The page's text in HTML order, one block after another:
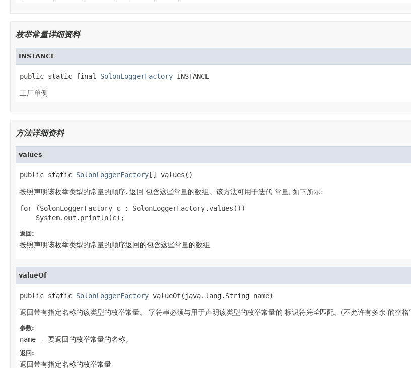
枚举常量详细资料
INSTANCE
public static final SolonLoggerFactory INSTANCE
工厂单例
方法详细资料
values
public static SolonLoggerFactory[] values()
按照声明该枚举类型的常量的顺序, 返回 包含这些常量的数组。该方法可用于迭代 常量, 如下所示:
for (SolonLoggerFactory c : SolonLoggerFactory.values())
返回:
按照声明该枚举类型的常量的顺序返回的包含这些常量的数组
valueOf
public static SolonLoggerFactory valueOf(java.lang.String name)
返回带有指定名称的该类型的枚举常量。 字符串必须与用于声明该类型的枚举常量的 标识符完全匹配。(不允许有多余 的空格
参数:
name - 要返回的枚举常量的名称。
返回:
返回带有指定名称的枚举常量